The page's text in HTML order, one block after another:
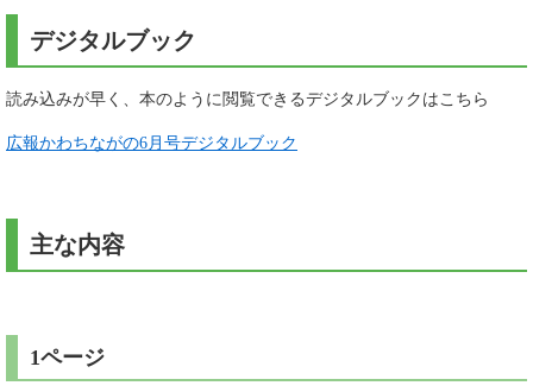
デジタルブック
読み込みが早く、本のように閲覧できるデジタルブックはこちら
広報かわちながの6月号デジタルブック
主な内容
1ページ